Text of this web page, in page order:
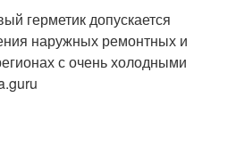
герметик допускается
наружных ремонтных и
с очень холодными